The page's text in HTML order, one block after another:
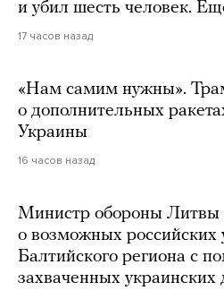
и убил шесть человек.
17 часов назад
«Нам самим нужны».
о дополнительных
Украины
16 часов назад
Министр обороны Литвы
о возможных российских
Балтийского региона с
захваченных украинских